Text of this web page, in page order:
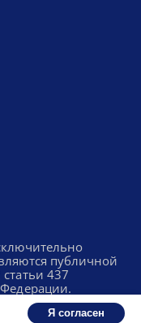
публичной
437
Федерации.
Я согласен